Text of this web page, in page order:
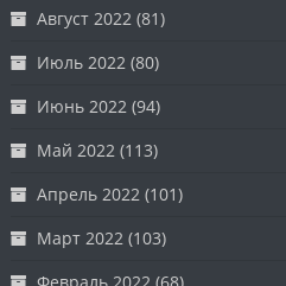
Август 2022 (81)
Июль 2022 (80)
Июнь 2022 (94)
Май 2022 (113)
Апрель 2022 (101)
Март 2022 (103)